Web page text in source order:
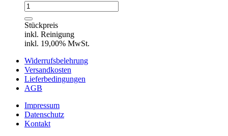
Thermokanne
klein
0,3l
Edelstahl
Menge
Stückpreis
inkl. Reinigung
inkl. 19,00% MwSt.
Widerrufsbelehrung
Versandkosten
Lieferbedingungen
AGB
Impressum
Datenschutz
Kontakt